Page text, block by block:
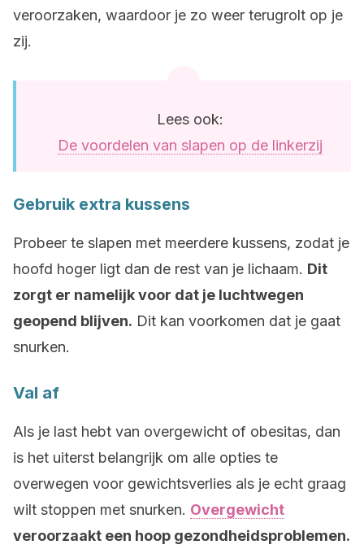
veroorzaken, waardoor je zo weer terugrolt op je
zij.
Lees ook:
De voordelen van slapen op de linkerzij
Gebruik extra kussens
Probeer te slapen met meerdere kussens, zodat je
hoofd hoger ligt dan de rest van je lichaam. Dit
zorgt er namelijk voor dat je luchtwegen
geopend blijven. Dit kan voorkomen dat je gaat
snurken.
Val af
Als je last hebt van overgewicht of obesitas, dan
is het uiterst belangrijk om alle opties te
overwegen voor gewichtsverlies als je echt graag
wilt stoppen met snurken. Overgewicht
veroorzaakt een hoop gezondheidsproblemen.